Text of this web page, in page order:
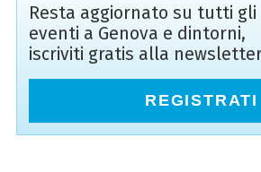
Resta aggiornato su tutti gli
eventi a Genova e dintorni,
iscriviti gratis alla
REGISTRATI